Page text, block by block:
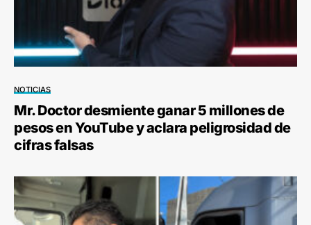
NOTICIAS
Mr. Doctor desmiente ganar 5 millones de
pesos en YouTube y aclara peligrosidad de
cifras falsas